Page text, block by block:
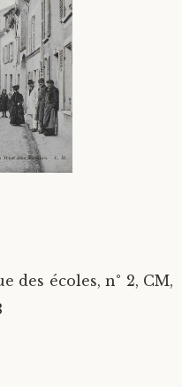
des écoles, n° 2, CM,